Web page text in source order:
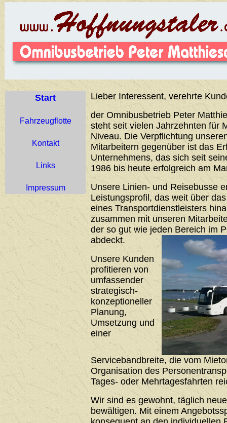
Start
Fahrzeugflotte
Kontakt
Links
Impressum
Lieber Interessent, verehrte
der Omnibusbetrieb Peter
steht seit vielen Jahrzehnten für
Niveau. Die Verpflichtung
Mitarbeitern gegenüber ist das
Unternehmens, das sich seit
1986 bis heute erfolgreich am
Unsere Linien- und Reisebusse
Leistungsprofil, das weit über
eines Transportdienstleisters
zusammen mit unseren
der so gut wie jeden Bereich im
abdeckt.
Unsere Kunden
profitieren von
umfassender
strategisch-
konzeptioneller
Planung,
Umsetzung und
einer
Servicebandbreite, die vom
Organisation des
Tages- oder Mehrtagesfahrten
Wir sind es gewohnt, täglich
bewältigen. Mit einem